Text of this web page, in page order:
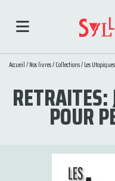
Accueil/Nos livres/Collections/Les Utopiques
POUR